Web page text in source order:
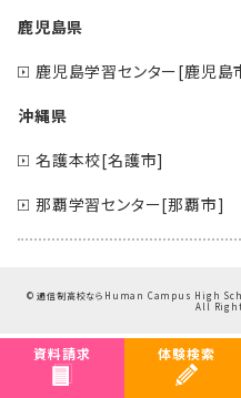
鹿児島県
鹿児島学習センター[鹿児島
沖縄県
名護本校[名護市]
那覇学習センター[那覇市]
©通信制高校ならHuman Campus High
All
資料請求 体験検索